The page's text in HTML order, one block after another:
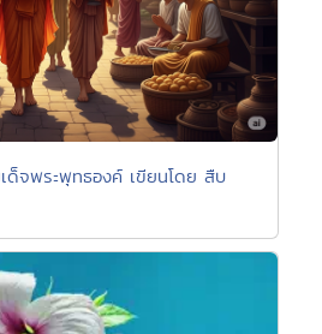
ด็จพระพุทธองค์ เขียนโดย สืบ